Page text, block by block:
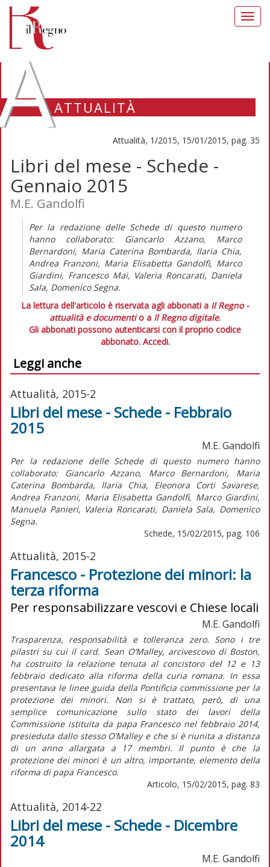
ATTUALITÀ
Attualità, 1/2015, 15/01/2015, pag. 35
Libri del mese - Schede -
Gennaio 2015
M.E. Gandolfi
Per la redazione delle Schede di questo numero
hanno collaborato: Giancarlo Azzano, Marco
Bernardoni, Maria Caterina Bombarda, Ilaria Chia,
Andrea Franzoni, Maria Elisabetta Gandolfi, Marco
Giardini, Francesco Mai, Valeria Roncarati, Daniela
Sala, Domenico Segna.
La lettura dell'articolo è riservata agli abbonati a Il Regno -
attualità e documentio a Il Regno digitale.
Gli abbonati possono autenticarsi con il proprio codice
abbonato. Accedi.
Leggi anche
Attualità, 2015-2
Libri del mese - Schede - Febbraio
2015
M.E. Gandolfi
Per la redazione delle Schede di questo numero hanno
collaborato: Giancarlo Azzano, Marco Bernardoni, Maria
Caterina Bombarda, Ilaria Chia, Eleonora Corti Savarese,
Andrea Franzoni, Maria Elisabetta Gandolfi, Marco Giardini,
Manuela Panieri, Valeria Roncarati, Daniela Sala, Domenico
Segna.
Schede, 15/02/2015, pag. 106
Attualità, 2015-2
Francesco - Protezione dei minori: la
terza riforma
Per responsabilizzare vescovi e Chiese locali
M.E. Gandolfi
Trasparenza, responsabilità e tolleranza zero. Sono i tre
pilastri su cui il card. Sean O’Malley, arcivescovo di Boston,
ha costruito la relazione tenuta al concistoro del 12 e 13
febbraio dedicato alla riforma della curia romana. In essa
presentava le linee guida della Pontificia commissione per la
protezione dei minori. Non si è trattato, però, di una
semplice comunicazione sullo stato dei lavori della
Commissione istituita da papa Francesco nel febbraio 2014,
presieduta dallo stesso O’Malley e che si è riunita a distanza
di un anno allargata a 17 membri. Il punto è che la
protezione dei minori è un altro, importante, elemento della
riforma di papa Francesco.
Articolo, 15/02/2015, pag. 83
Attualità, 2014-22
Libri del mese - Schede - Dicembre
2014
M.E. Gandolfi